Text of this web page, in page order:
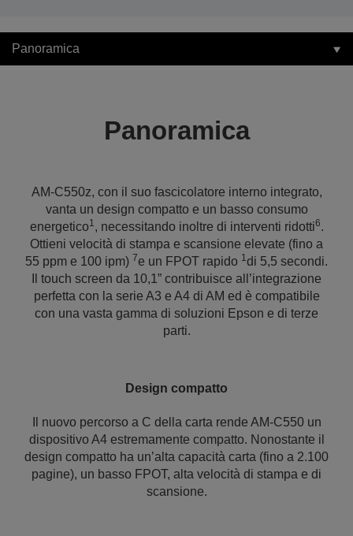
Panoramica
Panoramica
AM-C550z, con il suo fascicolatore interno integrato,
vanta un design compatto e un basso consumo
energetico1, necessitando inoltre di interventi ridotti6.
Ottieni velocità di stampa e scansione elevate (fino a
55 ppm e 100 ipm) 7e un FPOT rapido 1di 5,5 secondi.
Il touch screen da 10,1” contribuisce all’integrazione
perfetta con la serie A3 e A4 di AM ed è compatibile
con una vasta gamma di soluzioni Epson e di terze
parti.
Design compatto
Il nuovo percorso a C della carta rende AM-C550 un
dispositivo A4 estremamente compatto. Nonostante il
design compatto ha un’alta capacità carta (fino a 2.100
pagine), un basso FPOT, alta velocità di stampa e di
scansione.